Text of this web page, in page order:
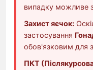
випадку можливе
Захист яєчок:
застосування
обов'язковим для
ПКТ